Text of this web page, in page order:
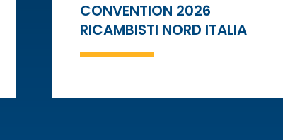
CONVENTION 2026
RICAMBISTI NORD ITALIA